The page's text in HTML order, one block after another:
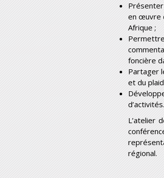
en œuvre
Afrique ;
foncière
Partager
et du
d’activités.
L’atelier
régional.